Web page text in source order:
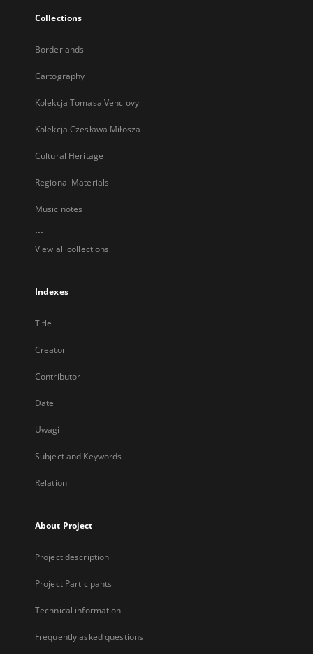
Collections
Borderlands
Cartography
Kolekcja Tomasa Venclovy
Kolekcja Czesława Miłosza
Cultural Heritage
Regional Materials
Music notes
...
View all collections
Indexes
Title
Creator
Contributor
Date
Uwagi
Subject and Keywords
Relation
About Project
Project description
Project Participants
Technical information
Frequently asked questions